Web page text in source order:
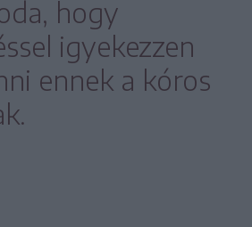
hogy
igyekezzen
ennek a kóros